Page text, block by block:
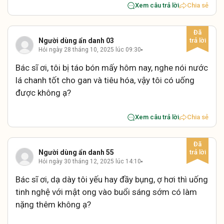
Xem câu trả lời Chia sẻ
Người dùng ẩn danh 03
Hỏi ngày 28 tháng 10, 2025 lúc 09:30
Bác sĩ ơi, tôi bị táo bón mấy hôm nay, nghe nói nước
lá chanh tốt cho gan và tiêu hóa, vậy tôi có uống
được không ạ?
Xem câu trả lời Chia sẻ
Người dùng ẩn danh 55
Hỏi ngày 30 tháng 12, 2025 lúc 14:10
Bác sĩ ơi, dạ dày tôi yếu hay đầy bụng, ợ hơi thì uống
tinh nghệ với mật ong vào buổi sáng sớm có làm
nặng thêm không ạ?